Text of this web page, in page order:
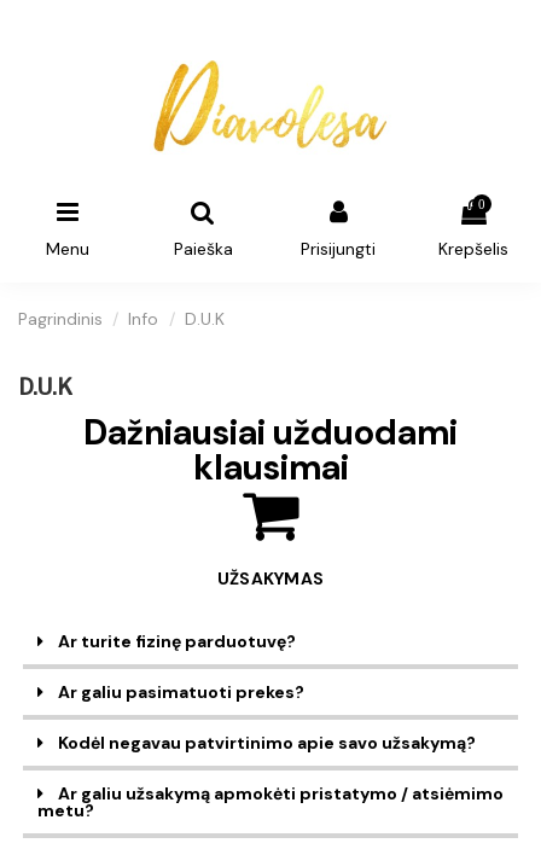
Menu Paieška Prisijungti
0
Krepšelis
Pagrindinis Info D.U.K
D.U.K
Dažniausiai užduodami
klausimai
UŽSAKYMAS
Ar turite fizinę parduotuvę?
Ar galiu pasimatuoti prekes?
Kodėl negavau patvirtinimo apie savo užsakymą?
Ar galiu užsakymą apmokėti pristatymo / atsiėmimo
metu?